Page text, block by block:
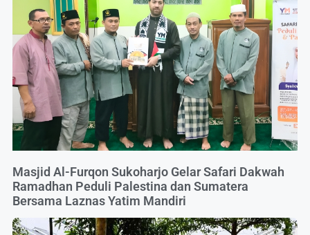
Masjid Al-Furqon Sukoharjo Gelar Safari Dakwah
Ramadhan Peduli Palestina dan Sumatera
Bersama Laznas Yatim Mandiri